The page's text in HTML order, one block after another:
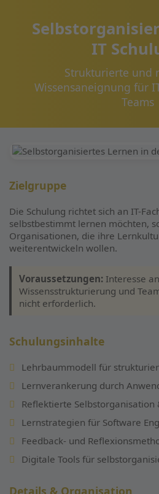
IT
Strukturierte und
Wissensaneignung für
Teams
Zielgruppe
Die Schulung richtet sich an IT-
selbstbestimmt lernen möchten,
Organisationen, die ihre
weiterentwickeln wollen.
Voraussetzungen: Interesse
Wissensstrukturierung und
nicht erforderlich.
Schulungsinhalte
Lehrbaummodell für
Lernverankerung durch
Reflektierte
Lernstrategien für Software
Feedback- und
Digitale Tools für
Details & Organisation